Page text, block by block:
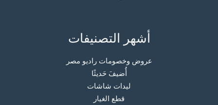
أشهر التصنيفات
عروض وخصومات راديو مصر
أُضيفَ حَديثًا
ليدات شاشات
قطع الغيار